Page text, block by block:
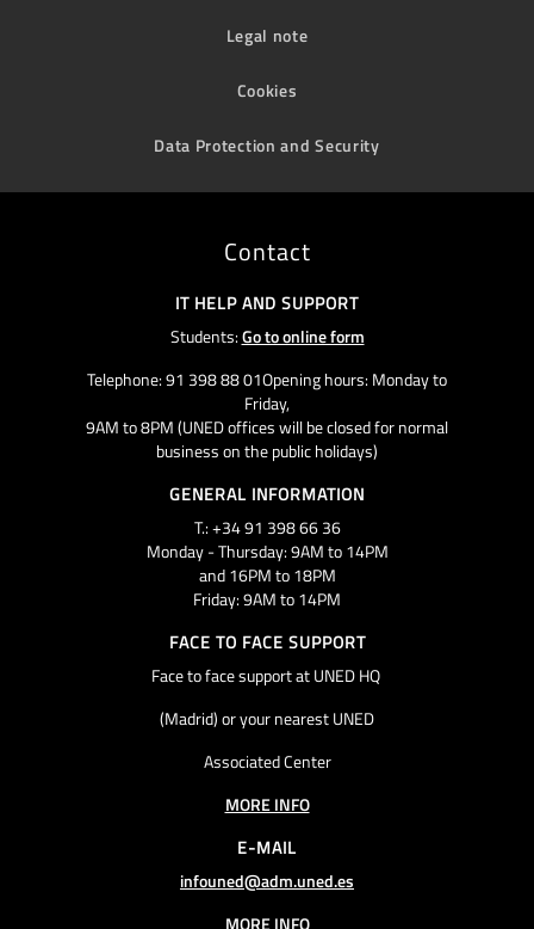
Legal note
Cookies
Data Protection and Security
Contact
IT HELP AND SUPPORT
Students:Go to online form
Telephone: 91 398 88 01Opening hours: Monday to
Friday,
9AM to 8PM (UNED offices will be closed for normal
business on the public holidays)
GENERAL INFORMATION
T.: +34 91 398 66 36
Monday - Thursday: 9AM to 14PM
and 16PM to 18PM
Friday: 9AM to 14PM
FACE TO FACE SUPPORT
Face to face support at UNED HQ
(Madrid) or your nearest UNED
Associated Center
MORE INFO
E-MAIL
infouned@adm.uned.es
MORE INFO